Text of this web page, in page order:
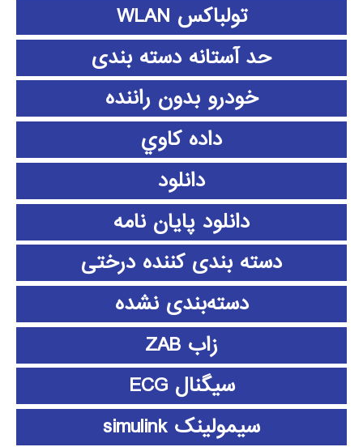
تولباکس WLAN
حد آستانه دسته بندی
خودرو بدون راننده
داده كاوي
دانلود
دانلود پايان نامه
دسته بندی کننده درختی
دسته‌بندی نشده
زاب ZAB
سیگنال ECG
سیمولینک simulink